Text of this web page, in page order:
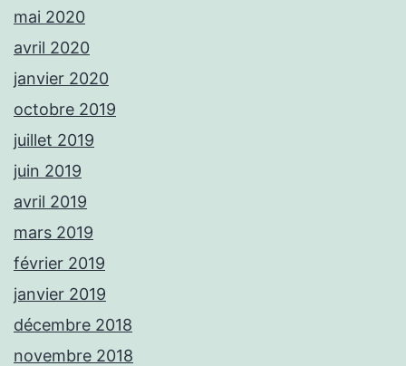
mai 2020
avril 2020
janvier 2020
octobre 2019
juillet 2019
juin 2019
avril 2019
mars 2019
février 2019
janvier 2019
décembre 2018
novembre 2018